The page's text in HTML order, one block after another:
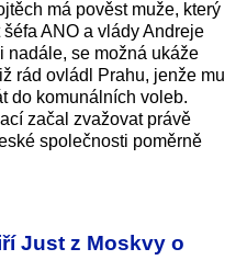
má pověst muže, který
ANO a vlády Andreje
nadále, se možná ukáže
rád ovládl Prahu, jenže mu
do komunálních voleb.
začal zvažovat právě
společnosti poměrně
Just z Moskvy o